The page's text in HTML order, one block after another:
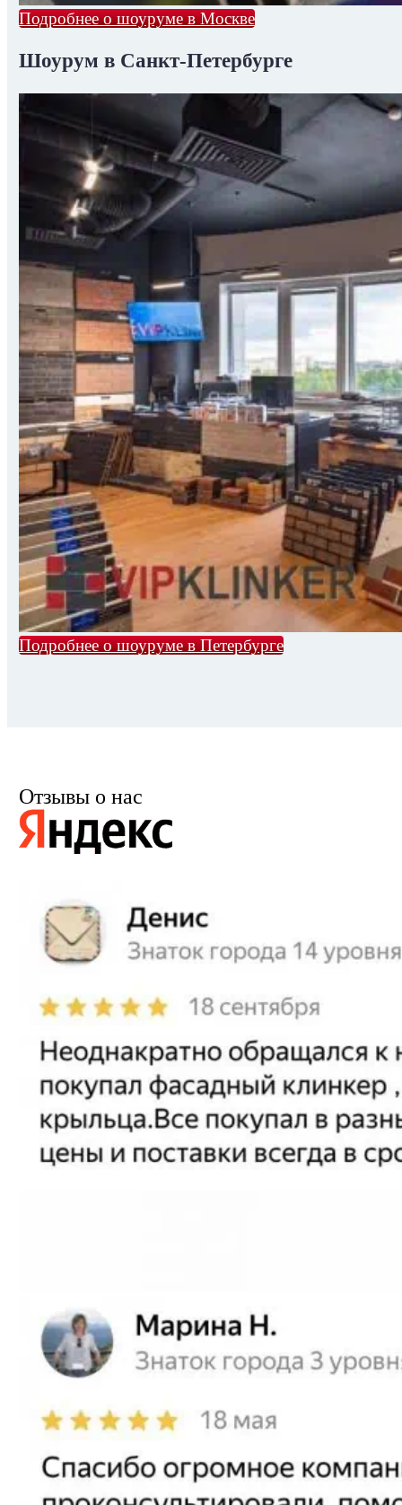
Подробнее о шоуруме в Москве
Шоурум в Санкт-Петербурге
Подробнее о шоуруме в Петербурге
Отзывы о нас